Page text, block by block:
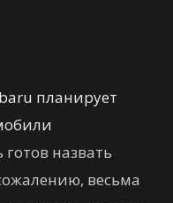
планирует
назвать
весьма